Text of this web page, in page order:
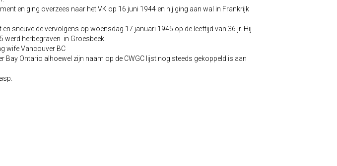
en ging overzees naar het VK op 16 juni 1944 en hij ging aan wal in Frankrijk
sneuvelde vervolgens op woensdag 17 januari 1945 op de leeftijd van 36 jr. Hij
werd herbegraven in Groesbeek.
wife Vancouver BC
Ontario alhoewel zijn naam op de CWGC lijst nog steeds gekoppeld is aan